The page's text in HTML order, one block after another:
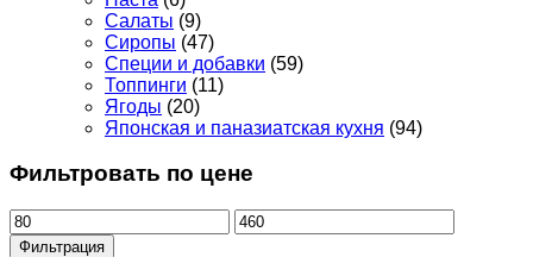
Салаты (9)
Сиропы (47)
Специи и добавки (59)
Топпинги (11)
Ягоды (20)
Японская и паназиатская кухня (94)
Фильтровать по цене
Фильтрация